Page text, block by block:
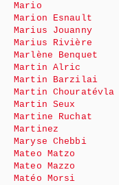
Mario
Marion Esnault
Marius Jouanny
Marius Rivière
Marlène Benquet
Martin Alric
Martin Barzilai
Martin Chouratévla
Martin Seux
Martine Ruchat
Martinez
Maryse Chebbi
Mateo Matzo
Mateo Mazzo
Matéo Morsi